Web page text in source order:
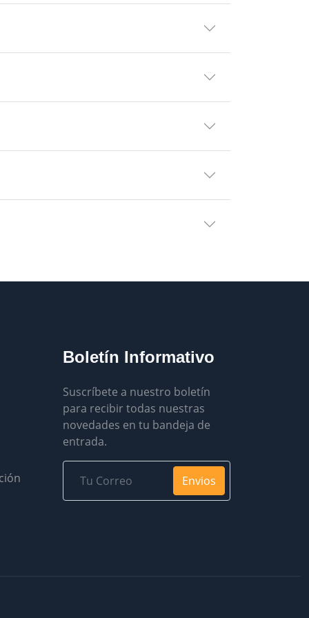
Boletín Informativo
Suscríbete a nuestro boletín
para recibir todas nuestras
novedades en tu bandeja de
entrada.
Envios